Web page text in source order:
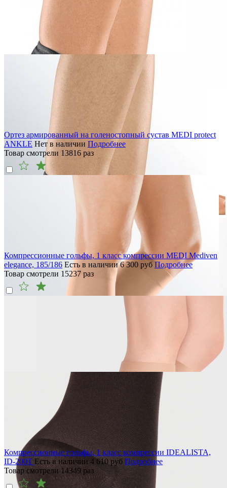
Ортез армированный на голеностопный сустав MEDI protect
ANKLE Нет в наличии Подробнее
Товар смотрели 13816 раз
Компрессионные гольфы, 1 класс компрессии MEDI Mediven
elegance, 185/186 Есть в наличии 6 300 руб Подробнее
Товар смотрели 15237 раз
Компрессионные гольфы, 1 класс компрессии IDEALISTA,
ID-200TЕсть в наличии 4 610руб Подробнее
Товар смотрели14349 раз